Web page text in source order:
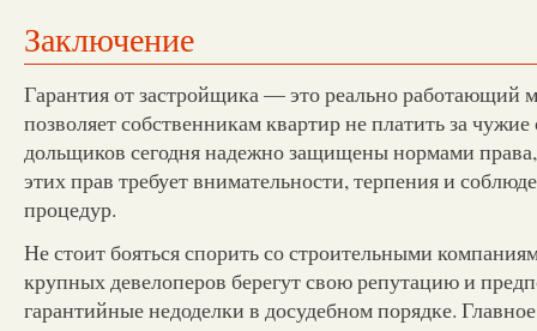
Заключение
Гарантия от застройщика — это реально работающий
позволяет собственникам квартир не платить за
дольщиков сегодня надежно защищены нормами права,
этих прав требует внимательности, терпения и
процедур.
Не стоит бояться спорить со строительными
крупных девелоперов берегут свою репутацию и
гарантийные недоделки в досудебном порядке.